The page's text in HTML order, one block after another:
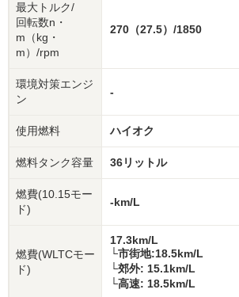
最大トルク/
回転数n・
m（kg・
m）/rpm
270（27.5）/1850
環境対策エンジ
ン
-
使用燃料 ハイオク
燃料タンク容量 36リットル
燃費(10.15モー
ド)
-km/L
燃費(WLTCモー
ド)
17.3km/L
└市街地:18.5km/L
└郊外: 15.1km/L
└高速: 18.5km/L